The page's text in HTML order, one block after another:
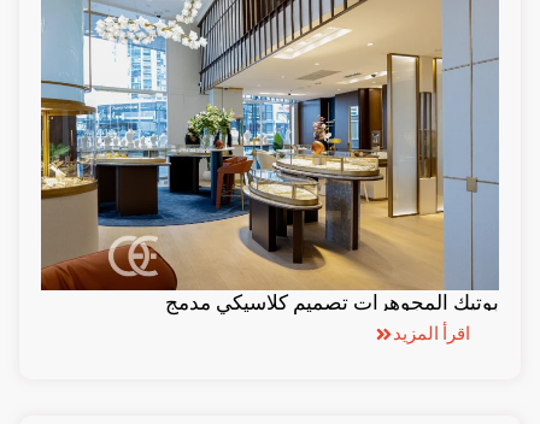
بوتيك المجوهرات تصميم كلاسيكي مدمج
اقرأ المزيد